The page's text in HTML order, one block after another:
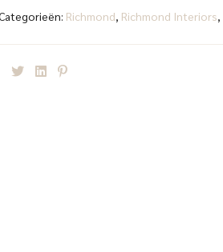
Richmond, Richmond Interiors,